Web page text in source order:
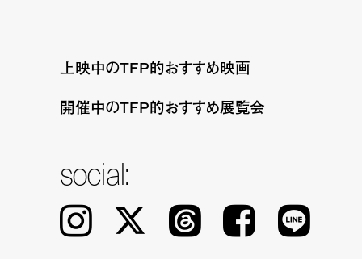
上映中のTFP的おすすめ映画
開催中のTFP的おすすめ展覧会
social:
Instagram 𝕏 Threads Facebook LINE